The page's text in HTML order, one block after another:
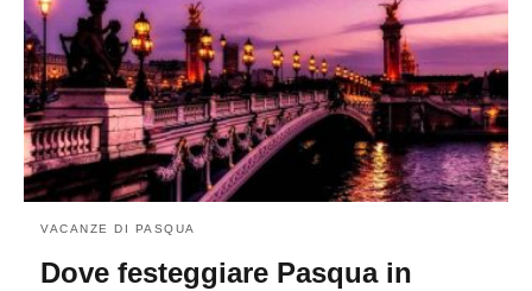
VACANZE DI PASQUA
Dove festeggiare Pasqua in